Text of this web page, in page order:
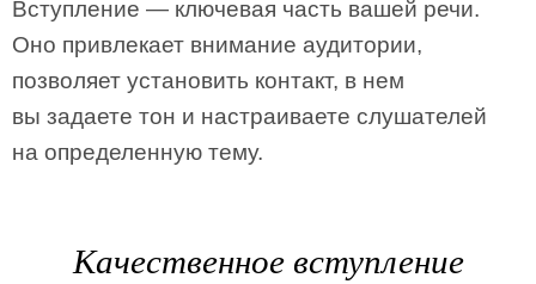
Вступление — ключевая часть вашей речи.
Оно привлекает внимание аудитории,
позволяет установить контакт, в нем
вы задаете тон и настраиваете слушателей
на определенную тему.
Качественное вступление